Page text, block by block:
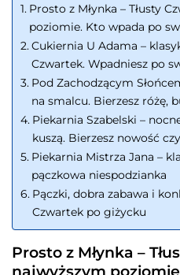
Prosto z Młynka – Tłusty
poziomie. Kto wpada po
Cukiernia U Adama –
Czwartek. Wpadniesz po
Pod Zachodzącym
na smalcu. Bierzesz różę,
Piekarnia Szabelski –
kuszą. Bierzesz nowość
Piekarnia Mistrza Jana –
pączkowa niespodzianka
Pączki, dobra zabawa i
Czwartek po giżycku
Prosto z Młynka –
najwyższym